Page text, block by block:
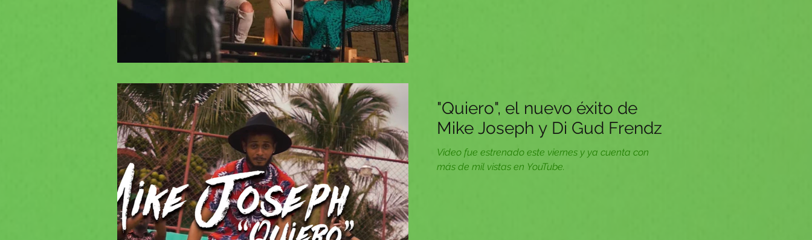
"Quiero", el nuevo éxito de
Mike Joseph y Di Gud Frendz
Video fue estrenado este viernes y ya cuenta con
más de mil vistas en YouTube.